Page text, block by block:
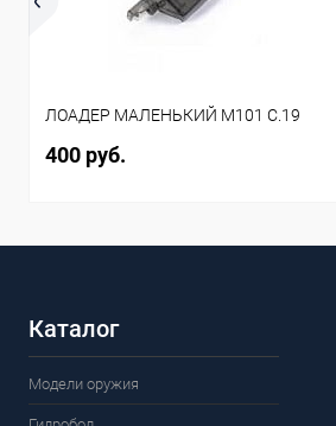
ЛОАДЕР МАЛЕНЬКИЙ M101 C.19
400 руб.
Каталог
Модели оружия